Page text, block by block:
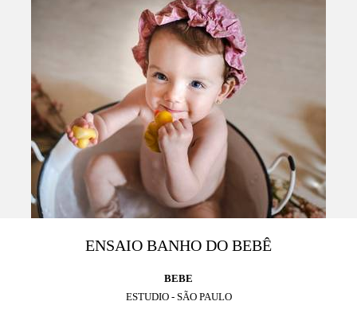
ENSAIO BANHO DO BEBÊ
BEBE
ESTUDIO - SÃO PAULO